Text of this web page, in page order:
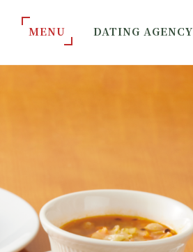
MENU DATING AGENCY